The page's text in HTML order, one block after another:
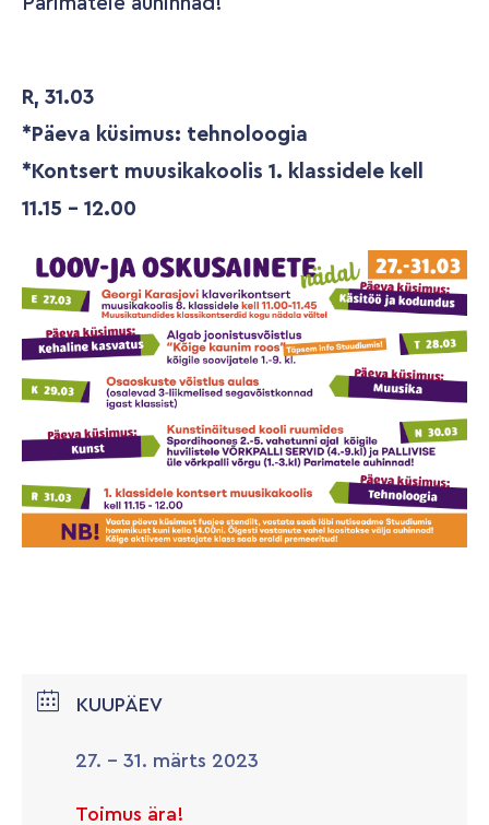
R, 31.03
*Päeva küsimus: tehnoloogia
*Kontsert muusikakoolis 1. klassidele kell
11.15 - 12.00
KUUPÄEV
27. - 31. märts 2023
Toimus ära!